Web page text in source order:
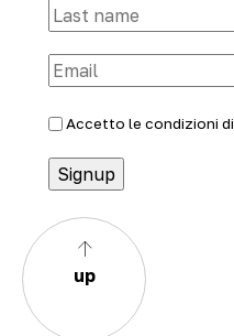
Accetto le condizioni di
up